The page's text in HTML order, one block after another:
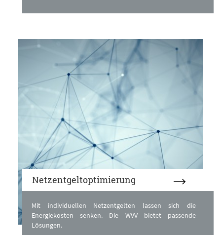
Netzentgeltoptimierung
Mit individuellen Netzentgelten lassen sich die
Energiekosten senken. Die WVV bietet passende
Lösungen.